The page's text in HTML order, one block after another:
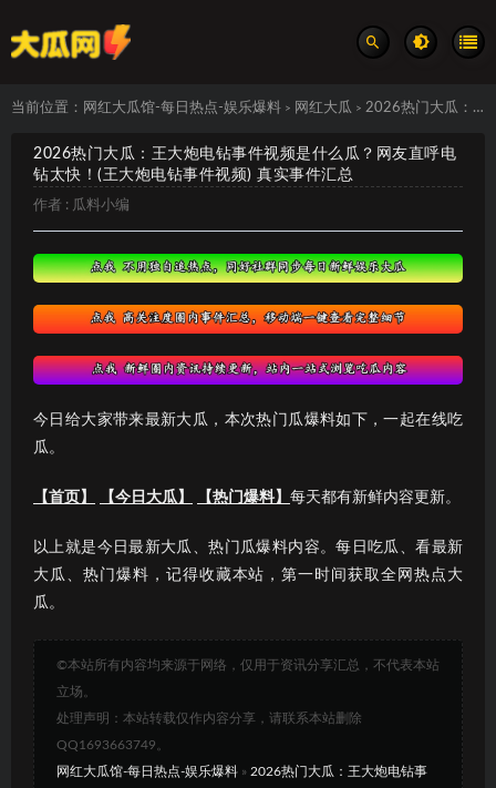
当前位置： 网红大瓜馆-每日热点-娱乐爆料 > 网红大瓜 > 2026热门大瓜：王大炮电钻事件视频是什么瓜？网友直呼电钻太快！(王大炮电钻事件视频) 真实事件汇总
2026热门大瓜：王大炮电钻事件视频是什么瓜？网友直呼电
钻太快！(王大炮电钻事件视频) 真实事件汇总
作者 : 瓜料小编
今日给大家带来最新大瓜，本次热门瓜爆料如下，一起在线吃
瓜。
【首页】 【今日大瓜】 【热门爆料】 每天都有新鲜内容更新。
以上就是今日最新大瓜、热门瓜爆料内容。每日吃瓜、看最新
大瓜、热门爆料，记得收藏本站，第一时间获取全网热点大
瓜。
©本站所有内容均来源于网络，仅用于资讯分享汇总，不代表本站
立场。
处理声明：本站转载仅作内容分享，请联系本站删除
QQ1693663749。
网红大瓜馆-每日热点-娱乐爆料 » 2026热门大瓜：王大炮电钻事